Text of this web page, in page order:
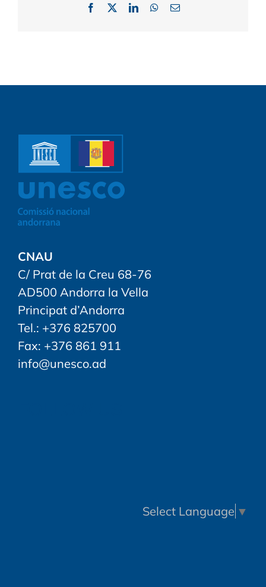
Facebook LinkedInWhatsApp
Email:
CNAU
C/ Prat de la Creu 68-76
AD500 Andorra la Vella
Principat d’Andorra
Tel.: +376 825700
Fax: +376 861 911
info@unesco.ad
Select Language ▼